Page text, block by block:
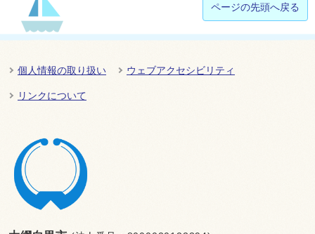
ページの先頭へ戻る
個人情報の取り扱い ウェブアクセシビリティ
リンクについて